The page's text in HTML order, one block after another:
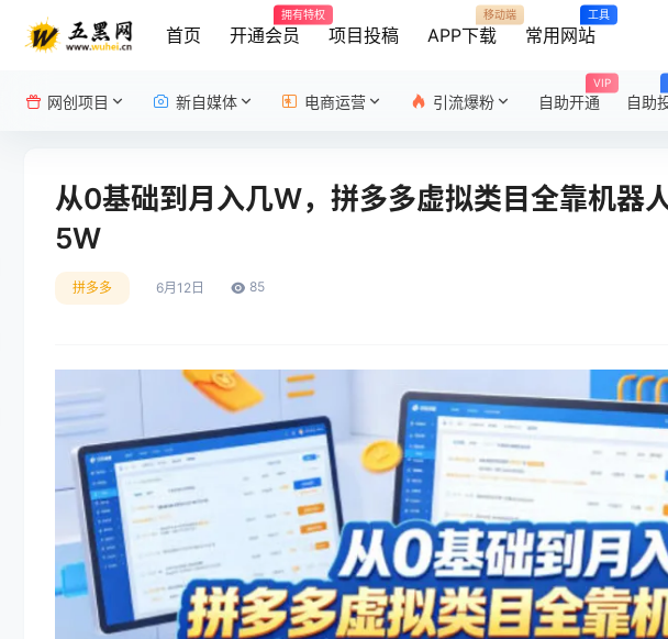
首页 开通会员
拥有特权
项目投稿 APP下载
移动端
常用网站
工具
网创项目 新自媒体 电商运营 引流爆粉 自助开通
VIP
自助
从0基础到月入几W，拼多多虚拟类目全靠机器
5W
拼多多 6月12日 85